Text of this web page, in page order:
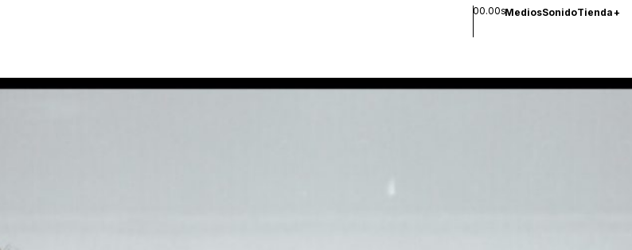
00.00sMediosSonidoTienda+